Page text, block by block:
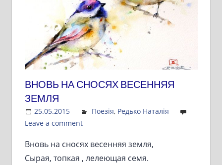
ВНОВЬ НА СНОСЯХ ВЕСЕННЯЯ
ЗЕМЛЯ
25.05.2015 Admin
Поезія, Редько Наталія
Leave a comment
Вновь на сносях весенняя земля,
Сырая, топкая , лелеющая семя.